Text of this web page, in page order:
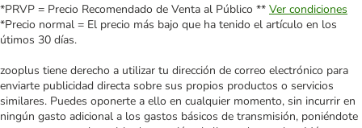
*PRVP = Precio Recomendado de Venta al Público ** Ver condiciones
*Precio normal = El precio más bajo que ha tenido el artículo en los
útimos 30 días.
zooplus tiene derecho a utilizar tu dirección de correo electrónico para
enviarte publicidad directa sobre sus propios productos o servicios
similares. Puedes oponerte a ello en cualquier momento, sin incurrir en
ningún gasto adicional a los gastos básicos de transmisión, poniéndote